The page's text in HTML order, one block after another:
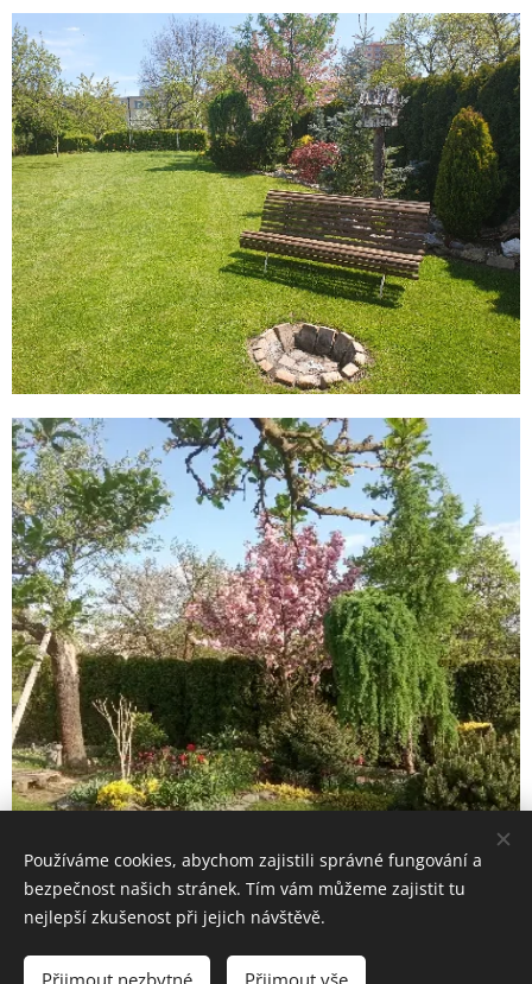
© 2023 Všechna práva vyhrazena
Používáme cookies, abychom zajistili správné fungování a
bezpečnost našich stránek. Tím vám můžeme zajistit tu
nejlepší zkušenost při jejich návštěvě.
Přijmout nezbytné Přijmout vše